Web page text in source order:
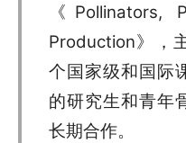
《Pollinators,
Production》，
个国家级和国际
的研究生和青年
长期合作。